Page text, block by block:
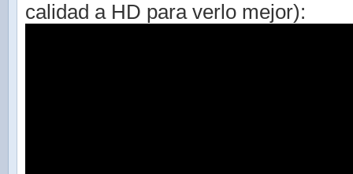
calidad a HD para verlo mejor):